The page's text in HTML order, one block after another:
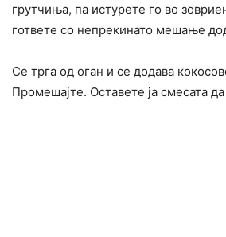
грутчиња, па истурете го во
гответе со непрекинато мешање
Се трга од оган и се додава
Промешајте. Оставете ја смесата